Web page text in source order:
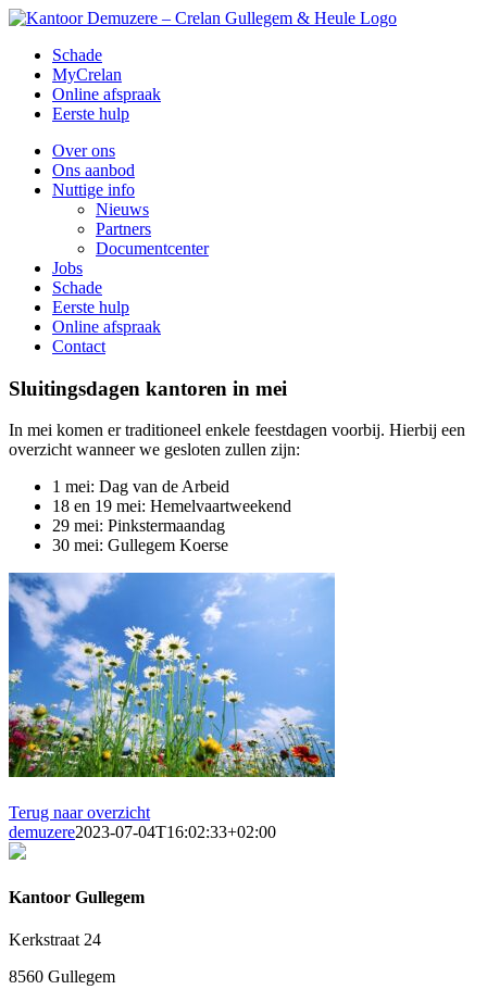
Skip
contentSchade
MyCrelan
Online afspraak
Eerste hulp
Over ons
Ons aanbod
Nuttige info
Nieuws
Partners
Documentcenter
Jobs
Schade
Eerste hulp
Online afspraak
Contact
Sluitingsdagen kantoren in mei
In mei komen er traditioneel enkele feestdagen voorbij. Hierbij een
overzicht wanneer we gesloten zullen zijn:
1 mei: Dag van de Arbeid
18 en 19 mei: Hemelvaartweekend
29 mei: Pinkstermaandag
30 mei: Gullegem Koerse
Terug naar overzicht
demuzere2023-07-04T16:02:33+02:00
Kantoor Gullegem
Kerkstraat 24
8560 Gullegem